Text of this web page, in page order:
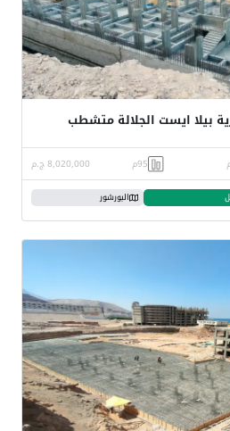
في قرية بيلا ايست الجلالة متشطب
95م 8,020,000 ج.م
البورشور